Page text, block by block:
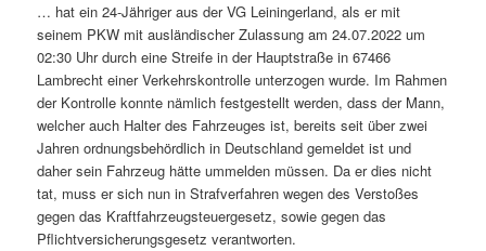
… hat ein 24-Jähriger aus der VG Leiningerland, als er mit
seinem PKW mit ausländischer Zulassung am 24.07.2022 um
02:30 Uhr durch eine Streife in der Hauptstraße in 67466
Lambrecht einer Verkehrskontrolle unterzogen wurde. Im Rahmen
der Kontrolle konnte nämlich festgestellt werden, dass der Mann,
welcher auch Halter des Fahrzeuges ist, bereits seit über zwei
Jahren ordnungsbehördlich in Deutschland gemeldet ist und
daher sein Fahrzeug hätte ummelden müssen. Da er dies nicht
tat, muss er sich nun in Strafverfahren wegen des Verstoßes
gegen das Kraftfahrzeugsteuergesetz, sowie gegen das
Pflichtversicherungsgesetz verantworten.